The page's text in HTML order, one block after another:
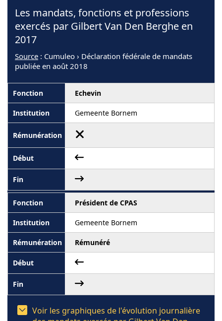
Les mandats, fonctions et professions
exercés par Gilbert Van Den Berghe en
2017
Source : Cumuleo › Déclaration fédérale de mandats
publiée en août 2018
Echevin
Gemeente Bornem
Président de CPAS
Gemeente Bornem
Rémunéré
Voir les graphiques de l'évolution journalière